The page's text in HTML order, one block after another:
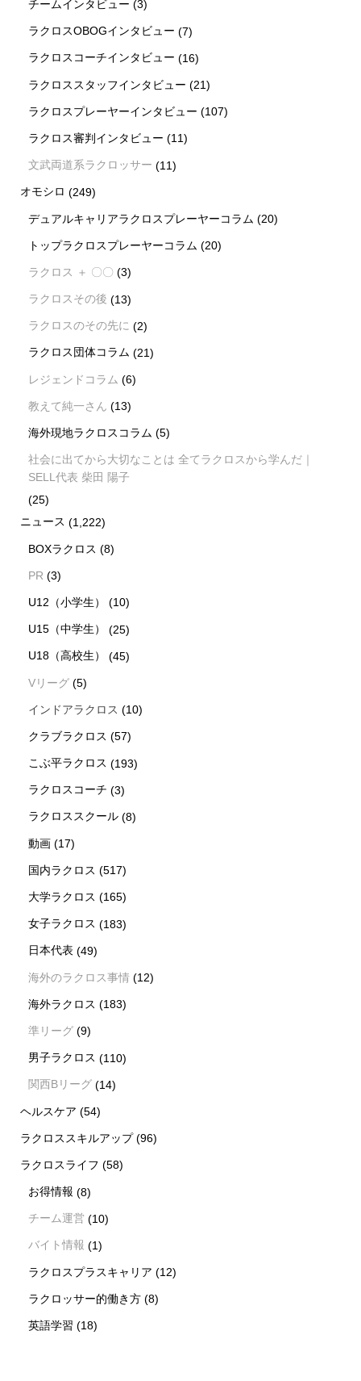
チームインタビュー (3)
ラクロスOBOGインタビュー (7)
ラクロスコーチインタビュー (16)
ラクロススタッフインタビュー (21)
ラクロスプレーヤーインタビュー (107)
ラクロス審判インタビュー (11)
文武両道系ラクロッサー (11)
オモシロ (249)
デュアルキャリアラクロスプレーヤーコラム (20)
トップラクロスプレーヤーコラム (20)
ラクロス ＋ 〇〇 (3)
ラクロスその後 (13)
ラクロスのその先に (2)
ラクロス団体コラム (21)
レジェンドコラム (6)
教えて純一さん (13)
海外現地ラクロスコラム (5)
社会に出てから大切なことは 全てラクロスから学んだ｜
SELL代表 柴田 陽子
(25)
ニュース (1,222)
BOXラクロス (8)
PR (3)
U12（小学生） (10)
U15（中学生） (25)
U18（高校生） (45)
Vリーグ (5)
インドアラクロス (10)
クラブラクロス (57)
こぶ平ラクロス (193)
ラクロスコーチ (3)
ラクロススクール (8)
動画 (17)
国内ラクロス (517)
大学ラクロス (165)
女子ラクロス (183)
日本代表 (49)
海外のラクロス事情 (12)
海外ラクロス (183)
準リーグ (9)
男子ラクロス (110)
関西Bリーグ (14)
ヘルスケア (54)
ラクロススキルアップ(96)
ラクロスライフ (58)
お得情報 (8)
チーム運営 (10)
バイト情報 (1)
ラクロスプラスキャリア (12)
ラクロッサー的働き方 (8)
英語学習 (18)